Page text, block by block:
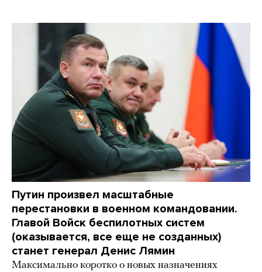
Путин произвел масштабные
перестановки в военном командовании.
Главой Войск беспилотных систем
(оказывается, все еще не созданных)
станет генерал Денис Лямин
Максимально коротко о новых назначениях